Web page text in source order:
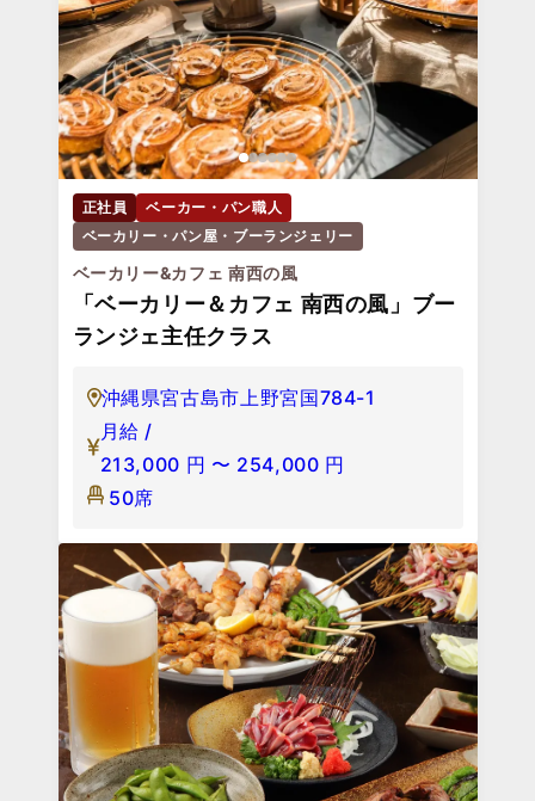
正社員
ベーカー・パン職人
ベーカリー・パン屋・ブーランジェリー
ベーカリー&カフェ 南西の風
「ベーカリー＆カフェ 南西の風」ブー
ランジェ主任クラス
沖縄県宮古島市上野宮国784-1
月給 /
213,000 円 〜 254,000 円
50席